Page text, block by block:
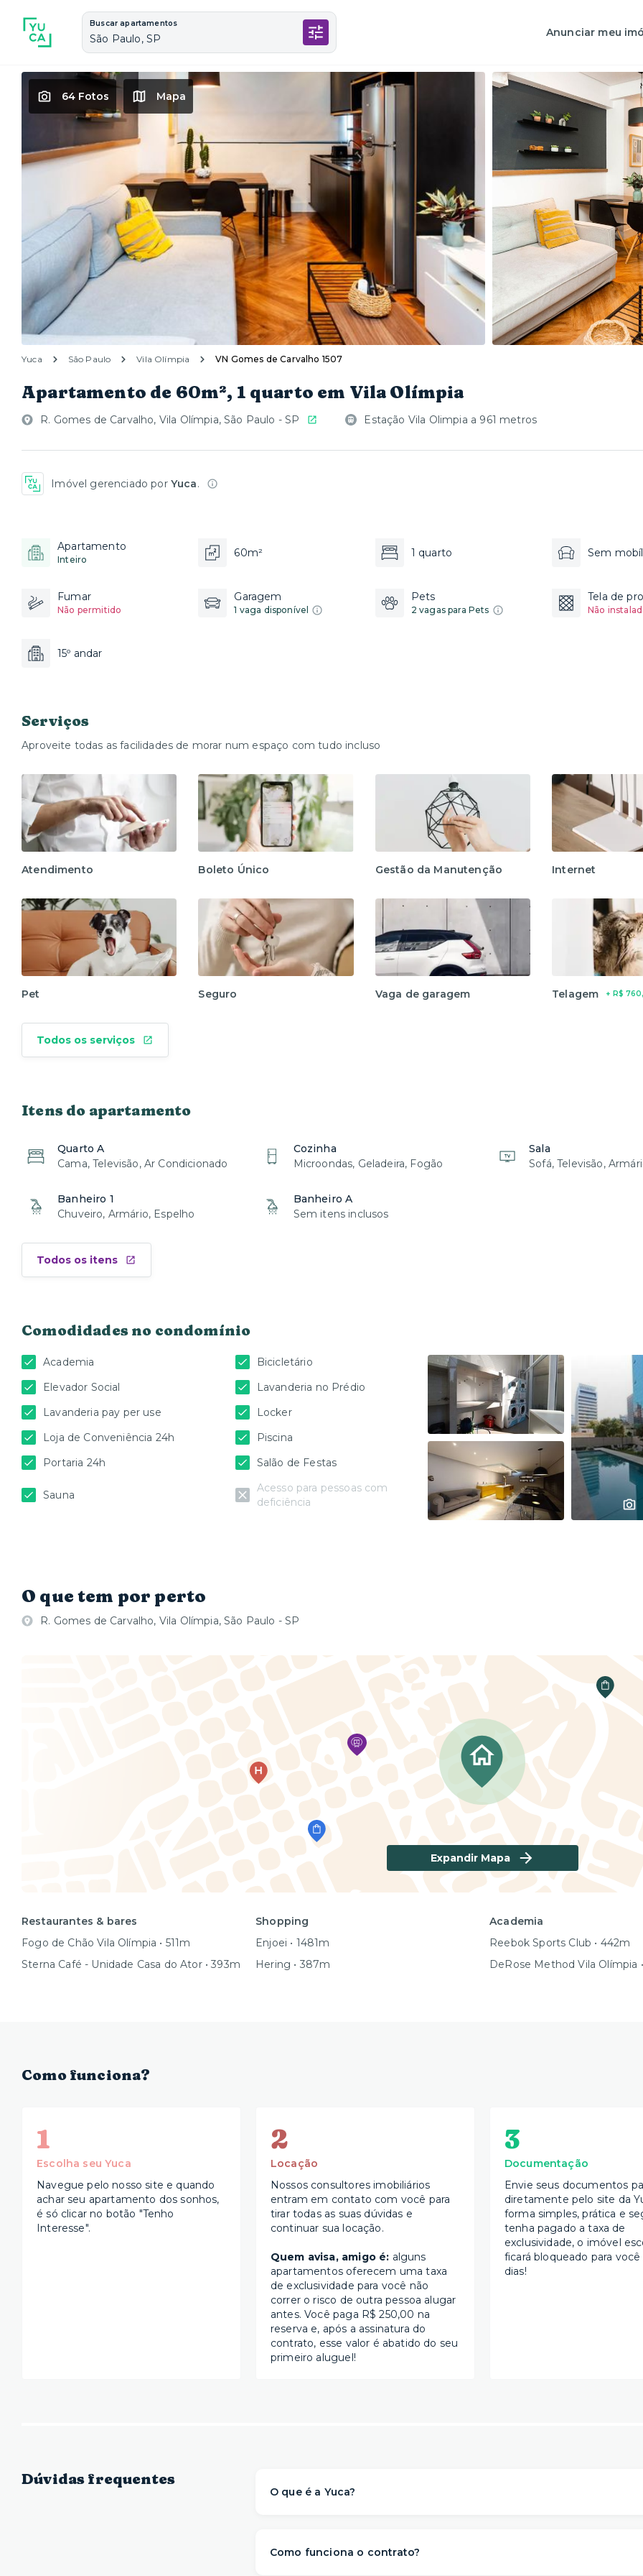
Buscar apartamentos
São Paulo, SP Anunciar meu
64 Fotos Mapa
Yuca São Paulo Vila Olímpia VN Gomes de Carvalho 1507
Apartamento de 60m², 1 quarto em Vila Olímpia
R. Gomes de Carvalho, Vila Olímpia, São Paulo - SP Estação Vila Olimpia a 961 metros
Imóvel gerenciado por Yuca.
Apartamento
Inteiro
60m² 1 quarto Sem
Fumar
Não permitido
Garagem
1 vaga disponível
Pets
2 vagas para Pets
Tela de
Não
15º andar
Serviços
Aproveite todas as facilidades de morar num espaço com tudo incluso
Atendimento Boleto Único Gestão da Manutenção Internet
Pet Seguro Vaga de garagem Telagem + R$
Todos os serviços
Itens do apartamento
Quarto A
Cama, Televisão, Ar Condicionado
Cozinha
Microondas, Geladeira, Fogão
Sala
Sofá, Televisão,
Banheiro 1
Chuveiro, Armário, Espelho
Banheiro A
Sem itens inclusos
Todos os itens
Comodidades no condomínio
Academia
Bicicletário
Elevador Social
Lavanderia no Prédio
Lavanderia pay per use
Locker
Loja de Conveniência 24h
Piscina
Portaria 24h
Salão de Festas
Sauna
Acesso para pessoas com
deficiência
O que tem por perto
R. Gomes de Carvalho, Vila Olímpia, São Paulo - SP
Expandir Mapa
Restaurantes & bares
Fogo de Chão Vila Olímpia • 511m
Sterna Café - Unidade Casa do Ator • 393m
Shopping
Enjoei • 1481m
Hering • 387m
Academia
Reebok Sports Club • 442m
DeRose Method Vila Olímpia
Como funciona?
1
Escolha seu Yuca
Navegue pelo nosso site e quando
achar seu apartamento dos sonhos,
é só clicar no botão "Tenho
Interesse".
2
Locação
Nossos consultores imobiliários
entram em contato com você para
tirar todas as suas dúvidas e
continuar sua locação.
Quem avisa, amigo é: alguns
apartamentos oferecem uma taxa
de exclusividade para você não
correr o risco de outra pessoa alugar
antes. Você paga R$ 250,00 na
reserva e, após a assinatura do
contrato, esse valor é abatido do seu
primeiro aluguel!
3
Documentação
Envie seus documentos
diretamente pelo site da
forma simples, prática e
tenha pagado a taxa de
exclusividade, o imóvel
ficará bloqueado para
dias!
Dúvidas frequentes
O que é a Yuca?
com maisconveniência, conforto e flexibilidade
– e isso começa
Como funciona o contrato?